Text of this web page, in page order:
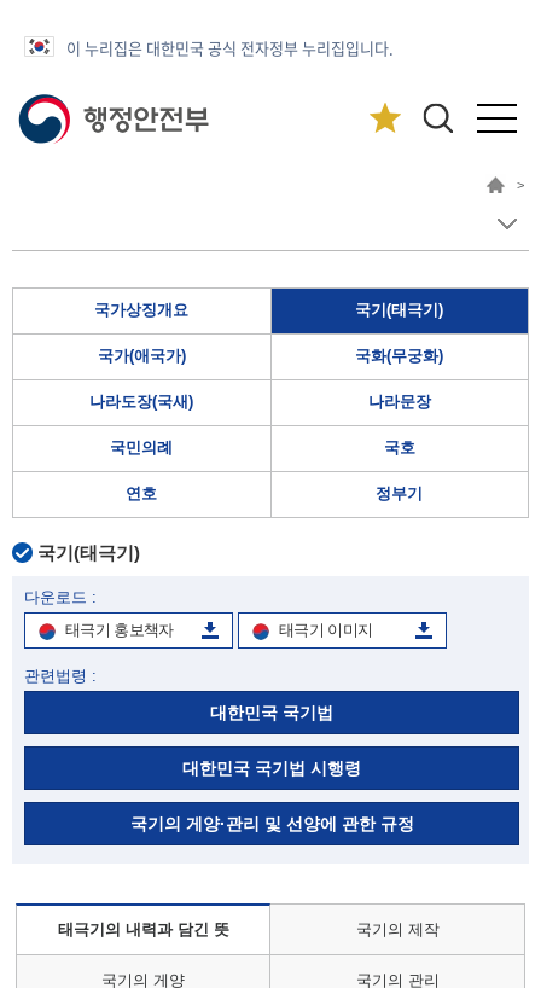
이 누리집은 대한민국 공식 전자정부 누리집입니다.
>
국가상징개요 국기(태극기)
국가(애국가) 국화(무궁화)
나라도장(국새) 나라문장
국민의례 국호
연호 정부기
국기(태극기)
다운로드 :
태극기 홍보책자
태극기 이미지
관련법령 :
대한민국 국기법
대한민국 국기법 시행령
국기의 게양·관리 및 선양에 관한 규정
태극기의 내력과 담긴 뜻 국기의 제작
국기의 게양 국기의 관리